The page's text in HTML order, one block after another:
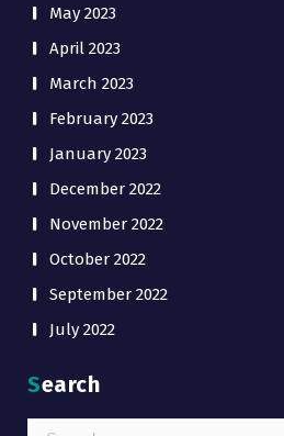
May 2023
April 2023
March 2023
February 2023
January 2023
December 2022
November 2022
October 2022
September 2022
July 2022
Search
Search